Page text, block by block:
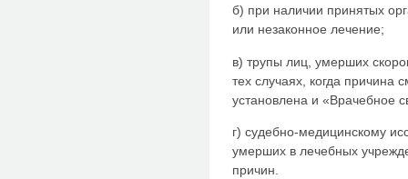
б) при наличии принятых
или незаконное лечение;
в) трупы лиц, умерших
тех случаях, когда причина
установлена и «Врачебное
г) судебно-медицинскому
умерших в лечебных
причин.